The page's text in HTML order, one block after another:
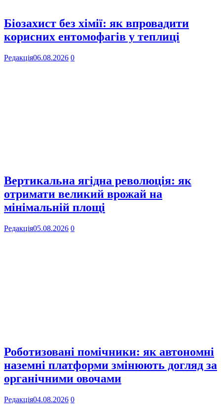
Біозахист без хімії: як впровадити
корисних ентомофагів у теплиці
Редакція06.08.2026 0
Вертикальна ягідна революція: як
отримати великий врожай на
мінімальній площі
Редакція05.08.2026 0
Роботизовані помічники: як автономні
наземні платформи змінюють догляд за
органічними овочами
Редакція04.08.2026 0